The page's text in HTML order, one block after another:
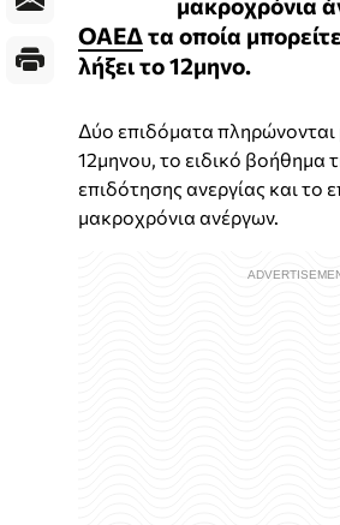
ΟΑΕΔ τα οποία
λήξει το 12μηνο.
Δύο επιδόματα πληρώνονται
12μηνου, το ειδικό βοήθημα
επιδότησης ανεργίας και το
μακροχρόνια ανέργων.